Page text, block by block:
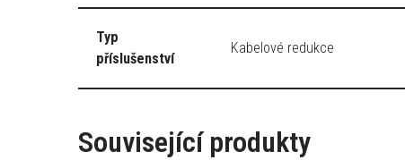
Typ
příslušenství
Kabelové redukce
Související produkty